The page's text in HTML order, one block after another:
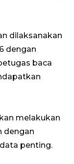
dilaksanakan
dengan
baca
melakukan
dengan
penting.